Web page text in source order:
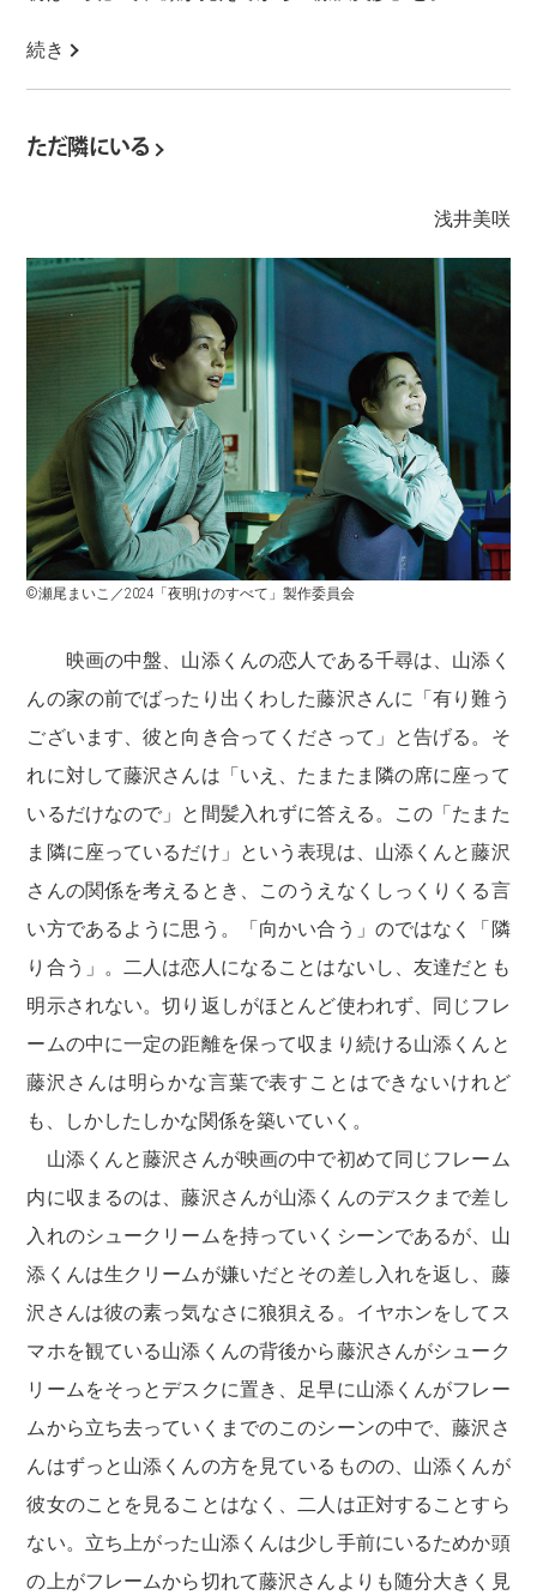
続き
ただ隣にいる
浅井美咲
©瀬尾まいこ／2024「夜明けのすべて」製作委員会
映画の中盤、山添くんの恋人である千尋は、山添く
んの家の前でばったり出くわした藤沢さんに「有り難う
ございます、彼と向き合ってくださって」と告げる。そ
れに対して藤沢さんは「いえ、たまたま隣の席に座って
いるだけなので」と間髪入れずに答える。この「たまた
ま隣に座っているだけ」という表現は、山添くんと藤沢
さんの関係を考えるとき、このうえなくしっくりくる言
い方であるように思う。「向かい合う」のではなく「隣
り合う」。二人は恋人になることはないし、友達だとも
明示されない。切り返しがほとんど使われず、同じフレ
ームの中に一定の距離を保って収まり続ける山添くんと
藤沢さんは明らかな言葉で表すことはできないけれど
も、しかしたしかな関係を築いていく。
山添くんと藤沢さんが映画の中で初めて同じフレーム
内に収まるのは、藤沢さんが山添くんのデスクまで差し
入れのシュークリームを持っていくシーンであるが、山
添くんは生クリームが嫌いだとその差し入れを返し、藤
沢さんは彼の素っ気なさに狼狽える。イヤホンをしてス
マホを観ている山添くんの背後から藤沢さんがシューク
リームをそっとデスクに置き、足早に山添くんがフレー
ムから立ち去っていくまでのこのシーンの中で、藤沢さ
んはずっと山添くんの方を見ているものの、山添くんが
彼女のことを見ることはなく、二人は正対することすら
ない。立ち上がった山添くんは少し手前にいるためか頭
の上がフレームから切れて藤沢さんよりも随分大きく見